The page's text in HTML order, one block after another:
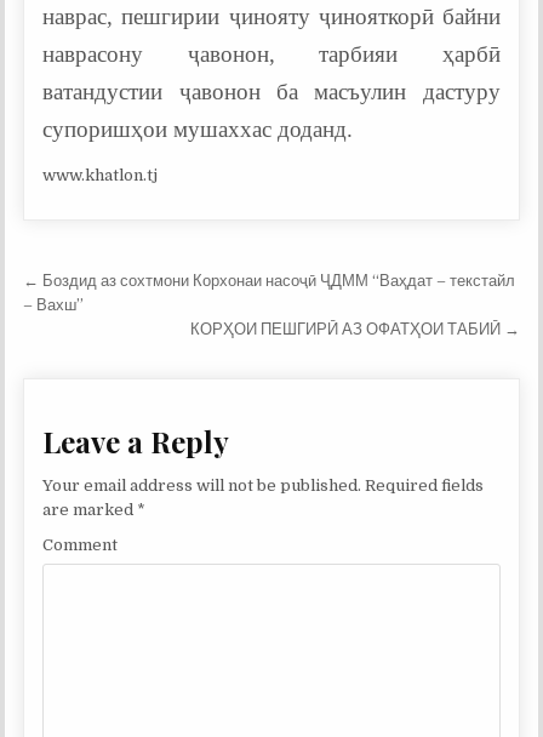
наврас, пешгирии ҷинояту ҷинояткорӣ байни
наврасону ҷавонон, тарбияи ҳарбӣ
ватандустии ҷавонон ба масъулин дастуру
супоришҳои мушаххас доданд.
www.khatlon.tj
Post
navigation
← Боздид аз сохтмони Корхонаи насоҷӣ ҶДММ “Ваҳдат – текстайл
– Вахш”
КОРҲОИ ПЕШГИРӢ АЗ ОФАТҲОИ ТАБИӢ →
Leave a Reply
Your email address will not be published. Required fields
are marked *
Comment